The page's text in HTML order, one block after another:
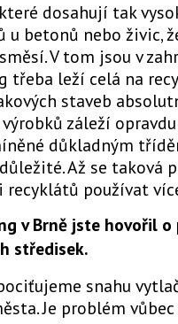
dosahují tak
u betonů nebo živic,
V tom jsou v
třeba leží celá na
staveb
záleží
důkladným
Až se taková
recyklátů používat
v Brně jste hovořil
středisek.
snahu
Je problém